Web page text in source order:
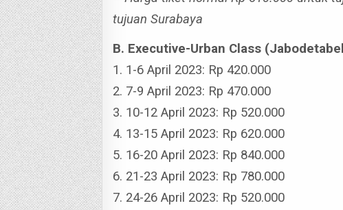
tujuan Surabaya
B. Executive-Urban Class
1. 1-6 April 2023: Rp 420.000
2. 7-9 April 2023: Rp 470.000
3. 10-12 April 2023: Rp 520.000
4. 13-15 April 2023: Rp 620.000
5. 16-20 April 2023: Rp 840.000
6. 21-23 April 2023: Rp 780.000
7. 24-26 April 2023: Rp 520.000